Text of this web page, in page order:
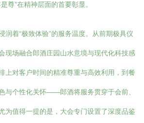
尊”在精神层面的首要彰显。
润着“极致体验”的服务温度。从前期极具仪
现场融合郎酒庄园山水意境与现代化科技感
上对客户时间的精准尊重与高效利用，到餐
与个性化关怀——郎酒将服务贯穿于会前、
为值得一提的是，大会专门设置了深度品鉴